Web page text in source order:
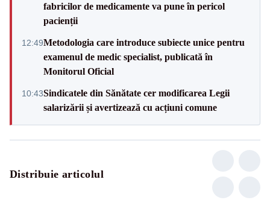
fabricilor de medicamente va pune în pericol
pacienții
12:49Metodologia care introduce subiecte unice pentru
examenul de medic specialist, publicată în
Monitorul Oficial
10:43Sindicatele din Sănătate cer modificarea Legii
salarizării și avertizează cu acțiuni comune
Distribuie articolul